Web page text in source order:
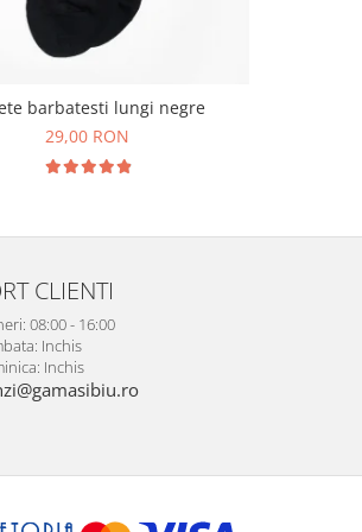
barbatesti lungi negre
29,00 RON
CLIENTI
08:00 - 16:00
Inchis
Inchis